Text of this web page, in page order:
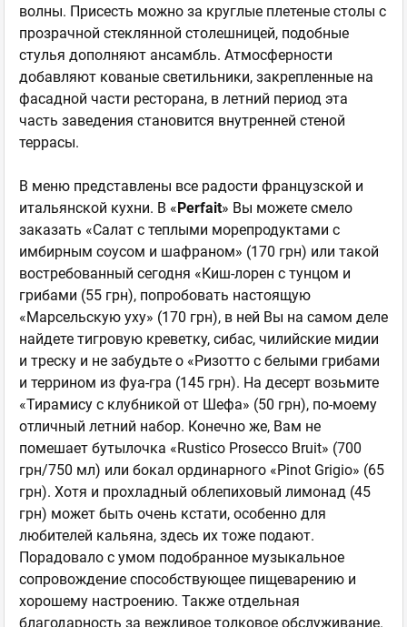
волны. Присесть можно за круглые плетеные столы с
прозрачной стеклянной столешницей, подобные
стулья дополняют ансамбль. Атмосферности
добавляют кованые светильники, закрепленные на
фасадной части ресторана, в летний период эта
часть заведения становится внутренней стеной
террасы.
В меню представлены все радости французской и
итальянской кухни. В « Perfait» Вы можете смело
заказать «Салат с теплыми морепродуктами с
имбирным соусом и шафраном» (170 грн) или такой
востребованный сегодня «Киш-лорен с тунцом и
грибами (55 грн), попробовать настоящую
«Марсельскую уху» (170 грн), в ней Вы на самом деле
найдете тигровую креветку, сибас, чилийские мидии
и треску и не забудьте о «Ризотто с белыми грибами
и террином из фуа-гра (145 грн). На десерт возьмите
«Тирамису с клубникой от Шефа» (50 грн), по-моему
отличный летний набор. Конечно же, Вам не
помешает бутылочка «Rustico Prosecco Bruit» (700
грн/750 мл) или бокал ординарного «Pinot Grigio» (65
грн). Хотя и прохладный облепиховый лимонад (45
грн) может быть очень кстати, особенно для
любителей кальяна, здесь их тоже подают.
Порадовало с умом подобранное музыкальное
сопровождение способствующее пищеварению и
хорошему настроению. Также отдельная
благодарность за вежливое толковое обслуживание.